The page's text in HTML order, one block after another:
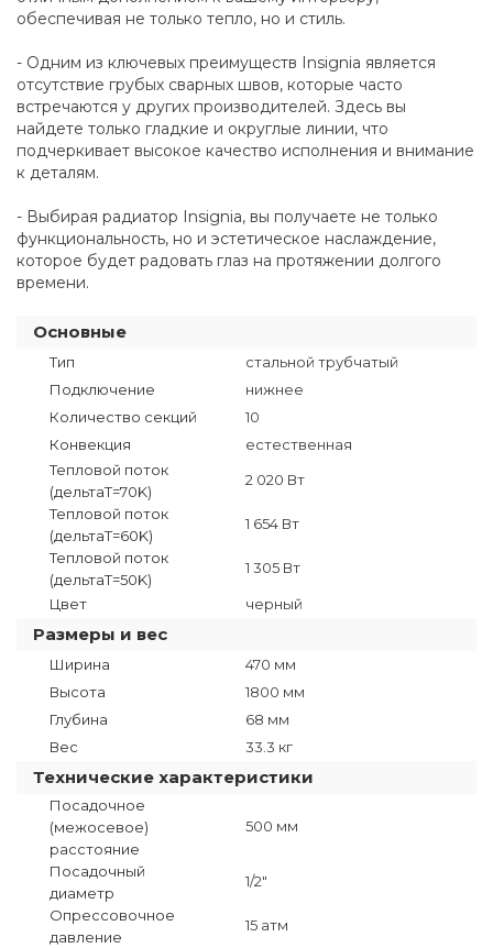
обеспечивая не только тепло, но и стиль.
- Одним из ключевых преимуществ Insignia является
отсутствие грубых сварных швов, которые часто
встречаются у других производителей. Здесь вы
найдете только гладкие и округлые линии, что
подчеркивает высокое качество исполнения и внимание
к деталям.
- Выбирая радиатор Insignia, вы получаете не только
функциональность, но и эстетическое наслаждение,
которое будет радовать глаз на протяжении долгого
времени.
Основные
Тип
стальной трубчатый
Подключение
нижнее
Количество секций
10
Конвекция
естественная
Тепловой поток
(дельтаT=70K)
2 020 Вт
Тепловой поток
(дельтаТ=60K)
1 654 Вт
Тепловой поток
(дельтаТ=50K)
1 305 Вт
Цвет черный
Размеры и вес
Ширина
470 мм
Высота
1800 мм
Глубина
68 мм
Вес
33.3 кг
Технические характеристики
Посадочное
(межосевое)
расстояние
500 мм
Посадочный
диаметр
1/2"
Опрессовочное
давление
15 атм